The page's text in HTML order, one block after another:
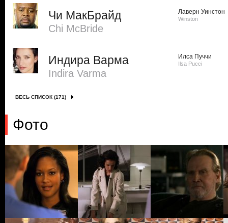
Чи МакБрайд
Chi McBride
Лаверн Уинстон
Winston
Индира Варма
Indira Varma
Илса Пуччи
Ilsa Pucci
ВЕСЬ СПИСОК (171)
Фото